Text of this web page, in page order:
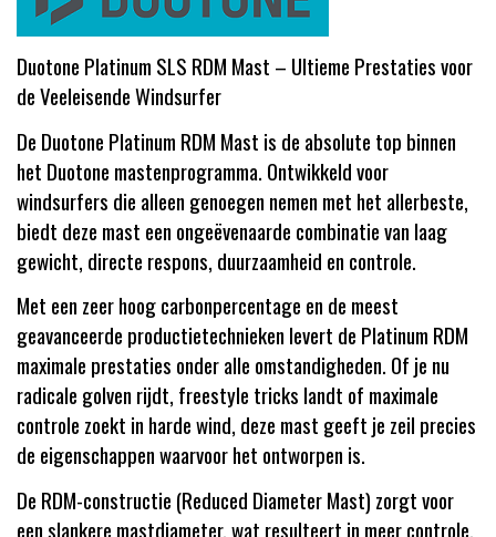
Duotone Platinum SLS RDM Mast – Ultieme Prestaties voor
de Veeleisende Windsurfer
De Duotone Platinum RDM Mast is de absolute top binnen
het Duotone mastenprogramma. Ontwikkeld voor
windsurfers die alleen genoegen nemen met het allerbeste,
biedt deze mast een ongeëvenaarde combinatie van laag
gewicht, directe respons, duurzaamheid en controle.
Met een zeer hoog carbonpercentage en de meest
geavanceerde productietechnieken levert de Platinum RDM
maximale prestaties onder alle omstandigheden. Of je nu
radicale golven rijdt, freestyle tricks landt of maximale
controle zoekt in harde wind, deze mast geeft je zeil precies
de eigenschappen waarvoor het ontworpen is.
De RDM-constructie (Reduced Diameter Mast) zorgt voor
een slankere mastdiameter, wat resulteert in meer controle,